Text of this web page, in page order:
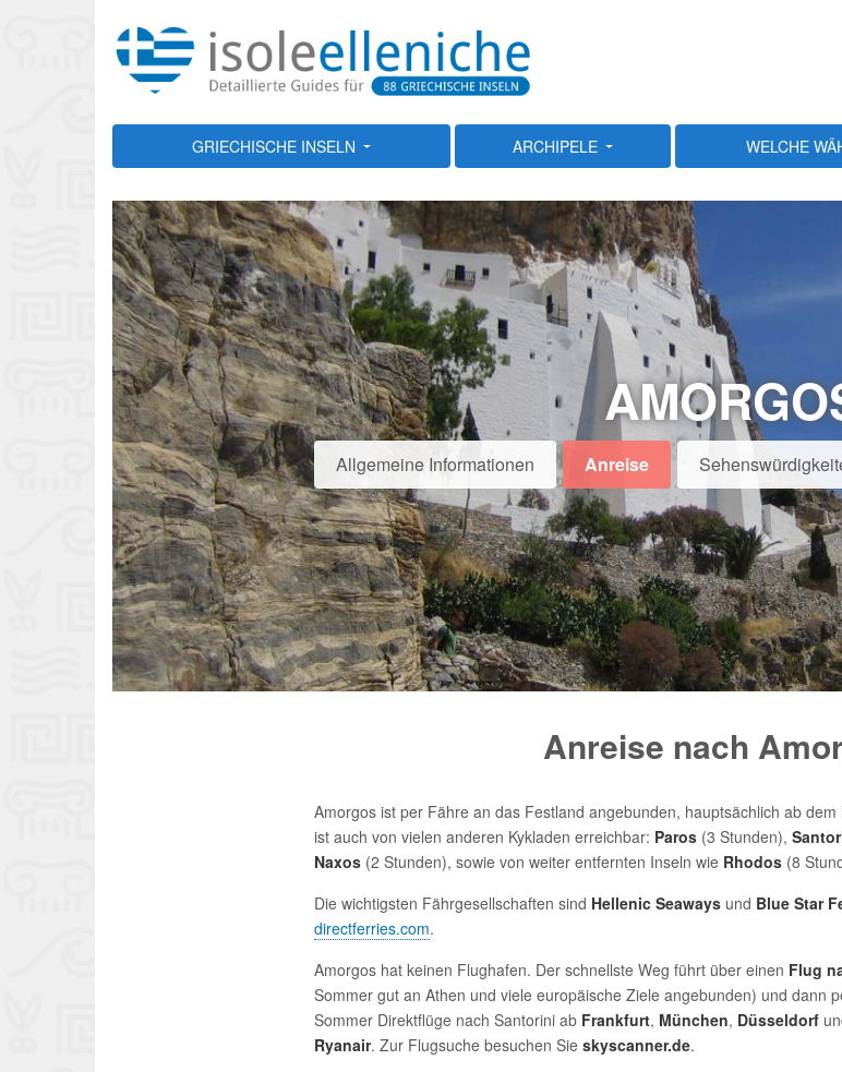
GRIECHISCHE INSELN ARCHIPELE WELCHE
Allgemeine Informationen Anreise
Anreise nach
Amorgos ist per Fähre an das Festland angebunden, hauptsächlich ab dem
ist auch von vielen anderen Kykladen erreichbar: Paros(3 Stunden),
Naxos(2 Stunden), sowie von weiter entfernten Inseln wie Rhodos(8
Die wichtigsten Fährgesellschaften sind Hellenic Seawaysund Blue Star
directferries.com.
Amorgos hat keinen Flughafen. Der schnellste Weg führt über einen Flug
Sommer gut an Athen und viele europäische Ziele angebunden) und dann
Sommer Direktflüge nach Santorini ab Frankfurt, München, Düsseldorf
Ryanair. Zur Flugsuche besuchen Sie skyscanner.de.